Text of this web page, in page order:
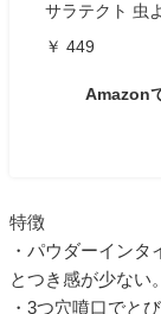
サラテクト 虫
￥ 449
Amazon
特徴
・パウダーイン
とつき感が少ない。
・3つ穴噴口でと